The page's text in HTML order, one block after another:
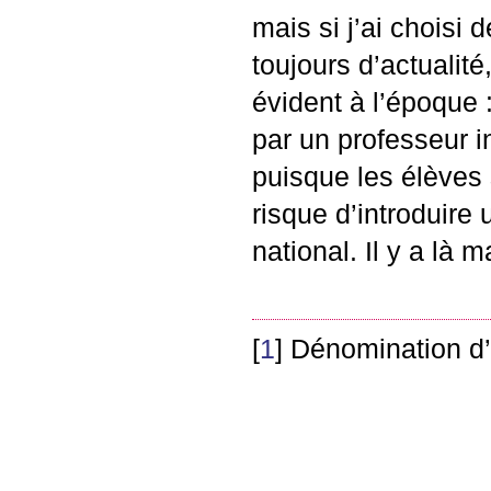
mais si j’ai choisi
toujours
évident à l’époque
par un professeur
puisque les
risque d’introduire
national. Il y a là
[1] Dénomination